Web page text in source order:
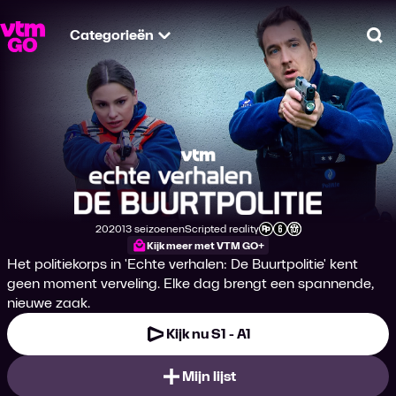
Categorieën
Echte Verhalen:
Productiejaar
202013 seizoenen
Genre
Scripted reality
Leeftijdsclassificatie
Kijk meer met VTM GO+
Het politiekorps in 'Echte verhalen: De Buurtpolitie' kent
geen moment verveling. Elke dag brengt een spannende,
nieuwe zaak.
Kijk nu S1 - A1
Mijn lijst